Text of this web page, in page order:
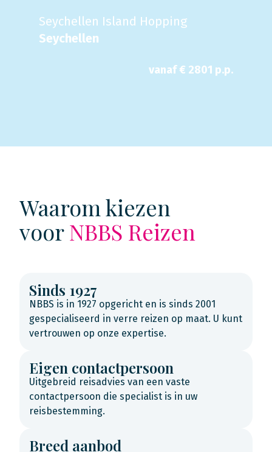
Seychellen Island Hopping
Seychellen
vanaf € 2801 p.p.
Waarom kiezen
voorNBBS Reizen
Sinds 1927
NBBS is in 1927 opgericht en is sinds 2001
gespecialiseerd in verre reizen op maat. U kunt
vertrouwen op onze expertise.
Eigen contactpersoon
Uitgebreid reisadvies van een vaste
contactpersoon die specialist is in uw
reisbestemming.
Breed aanbod